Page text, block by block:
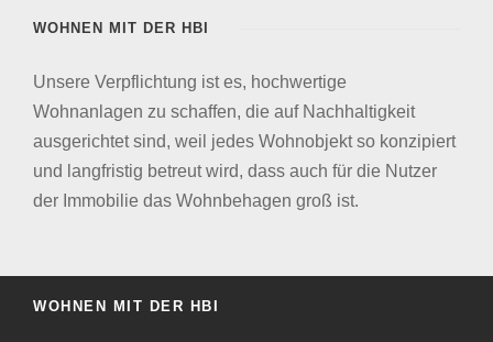
WOHNEN MIT DER HBI
Unsere Verpflichtung ist es, hochwertige
Wohnanlagen zu schaffen, die auf Nachhaltigkeit
ausgerichtet sind, weil jedes Wohnobjekt so konzipiert
und langfristig betreut wird, dass auch für die Nutzer
der Immobilie das Wohnbehagen groß ist.
WOHNEN MIT DER HBI